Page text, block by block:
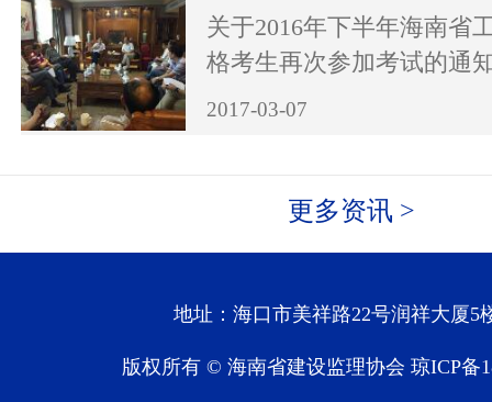
关于2016年下半年海南省
格考生再次参加考试的通
2017-03-07
更多资讯 >
地址：海口市美祥路22号润祥大厦5
版权所有 © 海南省建设监理协会琼ICP备